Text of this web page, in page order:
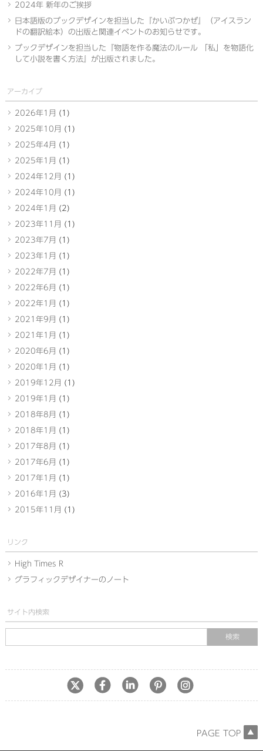
2024年 新年のご挨拶
日本語版のブックデザインを担当した『かいぶつかぜ』（アイスラン
ドの翻訳絵本）の出版と関連イベントのお知らせです。
ブックデザインを担当した『物語を作る魔法のルール 「私」を物語化
して小説を書く方法』が出版されました。
アーカイブ
2026年1月 (1)
2025年10月 (1)
2025年4月 (1)
2025年1月 (1)
2024年12月 (1)
2024年10月 (1)
2024年1月 (2)
2023年11月 (1)
2023年7月 (1)
2023年1月 (1)
2022年7月 (1)
2022年6月 (1)
2022年1月 (1)
2021年9月 (1)
2021年1月 (1)
2020年6月 (1)
2020年1月 (1)
2019年12月 (1)
2019年1月 (1)
2018年8月 (1)
2018年1月 (1)
2017年8月 (1)
2017年6月 (1)
2017年1月 (1)
2016年1月 (3)
2015年11月 (1)
リンク
High Times R
グラフィックデザイナーのノート
サイト内検索
PAGE TOP